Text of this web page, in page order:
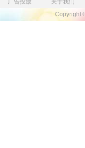
广告投放
关于我们
Copyright